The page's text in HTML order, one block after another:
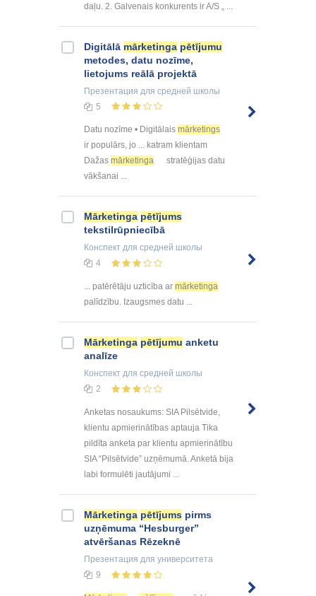
daļu. 2. Galvenais konkurents ir A/S „ ...
Digitālā mārketinga pētījumu
metodes, datu nozīme,
lietojums reālā projektā
Презентация для средней школы
5
Datu nozīme • Digitālais mārketings
ir populārs, jo ... katram klientam
Dažas mārketinga
stratēģijas datu
vākšanai ...
Mārketinga pētījums
tekstilrūpniecībā
Конспект для средней школы
4
... patērētāju uzticība ar mārketinga
palīdzību. Izaugsmes datu ...
Mārketinga pētījumu anketu
analīze
Конспект для средней школы
2
Anketas nosaukums: SIA Pilsētvide,
klientu apmierinātības aptauja Tika
pildīta anketa par klientu apmierinātību
SIA “Pilsētvide” uzņēmumā. Anketā bija
labi formulēti jautājumi ...
Mārketinga pētījums pirms
uzņēmuma “Hesburger”
atvēršanas Rēzeknē
Презентация для университета
9